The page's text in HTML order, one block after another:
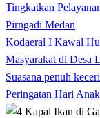
Tingkatkan
Pirngadi Medan‎
Kodaeral I Kawal
Masyarakat di Desa
Suasana penuh
Peringatan Hari